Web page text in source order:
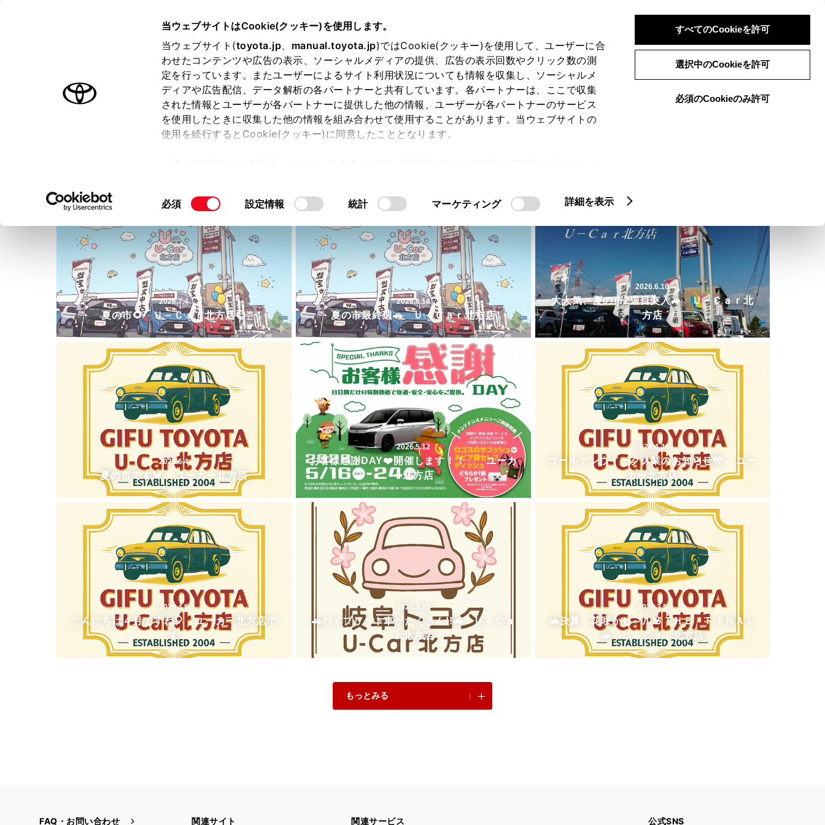
当ウェブサイトはCookie(クッキー)を使用します。
当ウェブサイト(toyota.jp、 manual.toyota.jp)ではCookie(クッキー)を使用して、ユーザーに合
わせたコンテンツや広告の表示、ソーシャルメディアの提供、広告の表示回数やクリック数の測
定を行っています。またユーザーによるサイト利用状況についても情報を収集し、ソーシャルメ
ディアや広告配信、データ解析の各パートナーと共有しています。各パートナーは、ここで収集
された情報とユーザーが各パートナーに提供した他の情報、ユーザーが各パートナーのサービス
を使用したときに収集した他の情報を組み合わせて使用することがあります。当ウェブサイトの
使用を続行するとCookie(クッキー)に同意したこととなります。
て」をご覧ください。
同
の
選
択
必須 設定情報 統計 マーケティング 詳細を表示
すべてのCookieを許可
選択中のCookieを許可
必須のCookieのみ許可
ログイン 検索 メニュー
オーナーサポート トピックス
店舗トップ ショップブログ ご購入相談
2026.7.4
夏の市🌻 Ｕ－Ｃａｒ北方店😉
2026.6.18
夏の市最終週🚗 Ｕ－Ｃａｒ北方店
2026.6.10
大人気、夏の市2週目突入🚙 Ｕ－Ｃａｒ北
方店
2026.6.4
夏の市です🦀 ユーカー北方店
2026.5.12
お客様感謝DAY❤️開催します！！ ユーカ
ー北方店
2026.4.24
ゴールデンウイーク休業のお知らせ🎌 ユー
カー北方店
2026.4.9
こんにちは４月ですね🎈 ユーカー北方店で
す
2026.3.25
🚗ハイブリット車がたくさん!!🚗 Ｕ－Ｃａ
ｒ北方店
2026.3.5
🚗決算 花咲かセ～ル🌸ＴＨＥ ＦＩＮＡＬ
🚙 Ｕ－Ｃａｒ北方店
もっとみる
FAQ・お問い合わせ 関連サイト 関連サービス 公式SNS